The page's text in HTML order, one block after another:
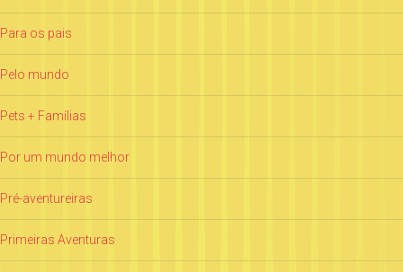
Para os pais
Pelo mundo
Pets + Famílias
Por um mundo melhor
Pré-aventureiras
Primeiras Aventuras